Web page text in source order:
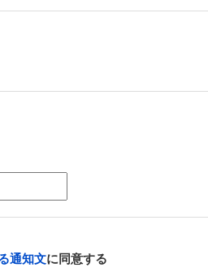
通知文に同意する